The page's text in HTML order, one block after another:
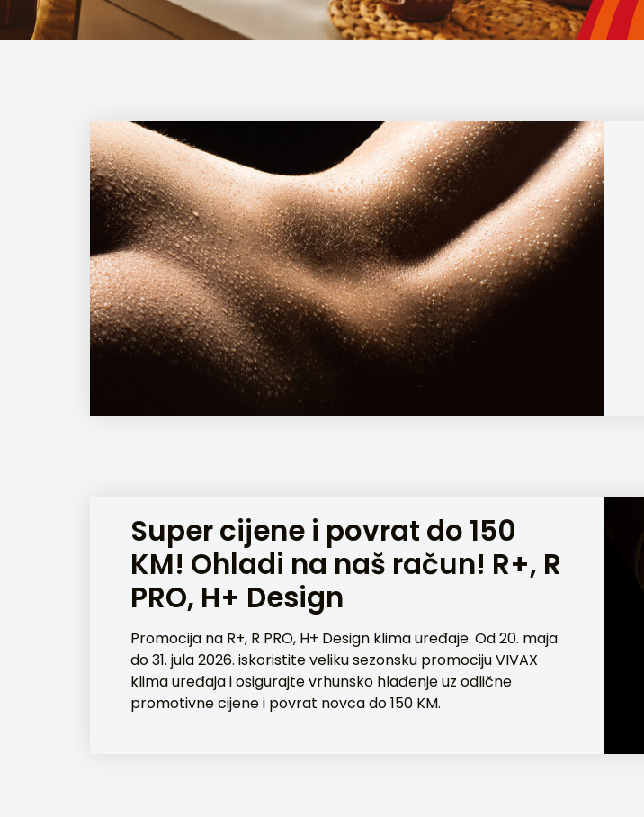
Super cijene i povrat do 150
KM! Ohladi na naš račun! R+, R
PRO, H+ Design
Promocija na R+, R PRO, H+ Design klima uređaje. Od 20. maja
do 31. jula 2026. iskoristite veliku sezonsku promociju VIVAX
klima uređaja i osigurajte vrhunsko hlađenje uz odlične
promotivne cijene i povrat novca do 150 KM.